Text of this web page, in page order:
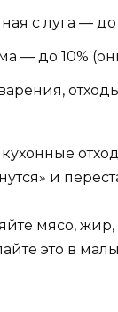
с луга — до
— до 10%
и
мясо,
это в